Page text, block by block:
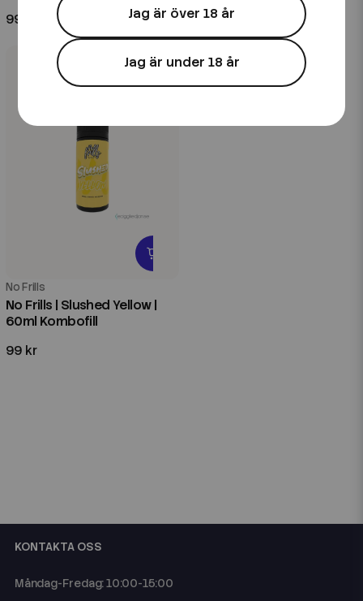
99 kr
99 kr
No Frills
No Frills | Slushed Yellow |
60ml Kombofill
99 kr
Jag är över 18 år
Jag är under 18 år
KONTAKTA OSS
Måndag-Fredag: 10:00-15:00